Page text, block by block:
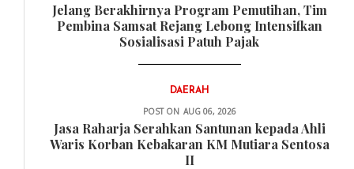
Jelang Berakhirnya Program Pemutihan, Tim
Pembina Samsat Rejang Lebong Intensifkan
Sosialisasi Patuh Pajak
DAERAH
POST ON AUG 06, 2026
Jasa Raharja Serahkan Santunan kepada Ahli
Waris Korban Kebakaran KM Mutiara Sentosa
II